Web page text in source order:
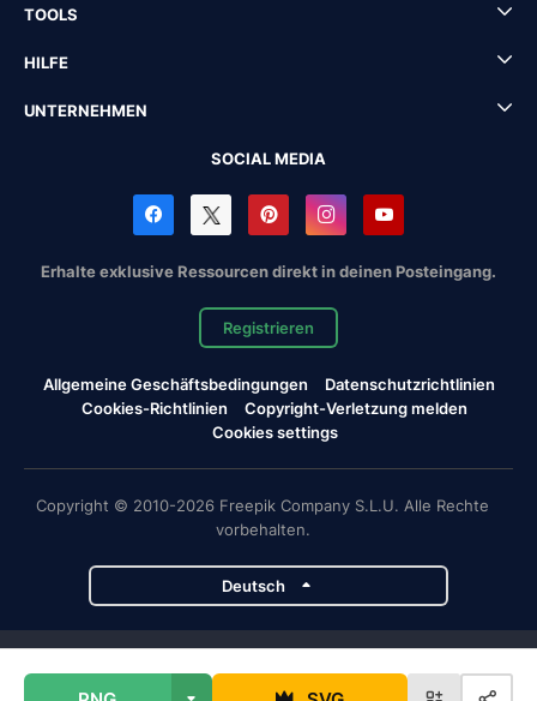
TOOLS
HILFE
UNTERNEHMEN
SOCIAL MEDIA
Erhalte exklusive Ressourcen direkt in deinen Posteingang.
Registrieren
Allgemeine Geschäftsbedingungen
Datenschutzrichtlinien
Cookies-Richtlinien
Copyright-Verletzung melden
Cookies settings
Copyright © 2010-2026 Freepik Company S.L.U. Alle Rechte
vorbehalten.
Deutsch